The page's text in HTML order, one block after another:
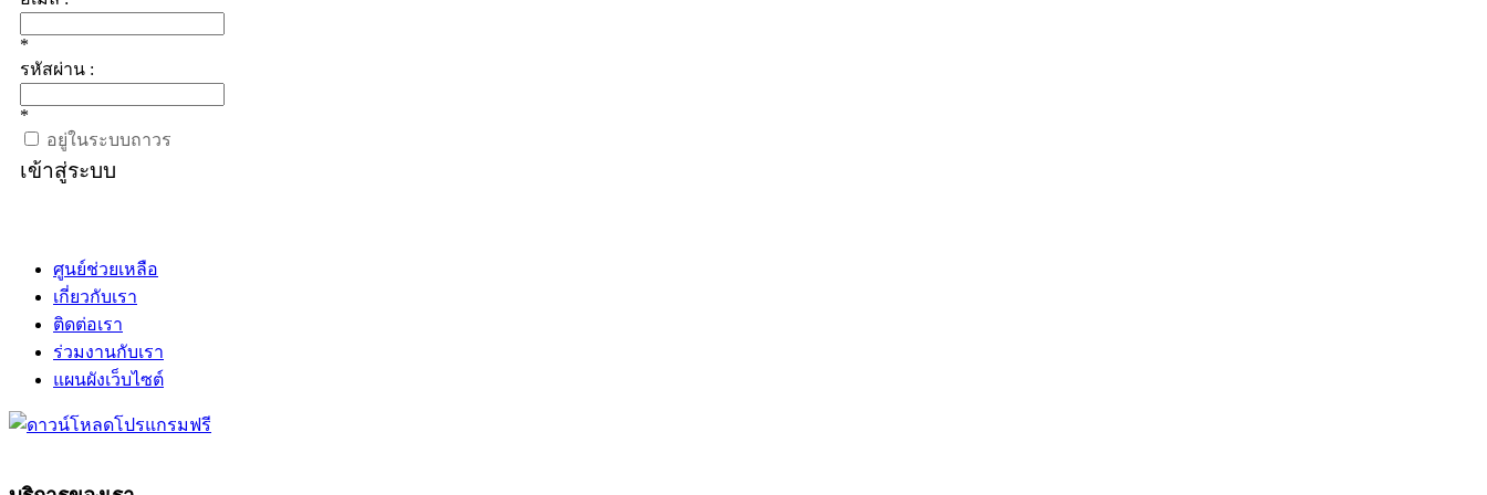
*
รหัสผ่าน :
*
อยู่ในระบบถาวร
เข้าสู่ระบบ
ศูนย์ช่วยเหลือ
เกี่ยวกับเรา
ติดต่อเรา
ร่วมงานกับเรา
แผนผังเว็บไซต์